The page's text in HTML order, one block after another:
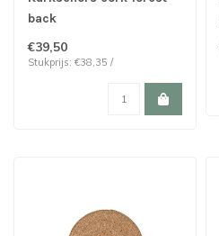
back
€39,50
Stukprijs: €38,35 /